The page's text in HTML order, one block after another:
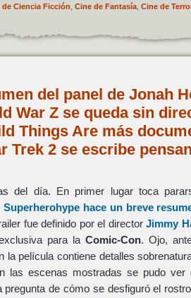
de Ciencia Ficción Cine de Fantasía, Cine de
del panel de Jonah
War Z se queda sin
Things Are más
Trek 2 se escribe
del día. En primer lugar toca
Superherohype hace un breve
fue definido por el directorJimmy
para la Comic-Con. Ojo,
la película contiene detalles
las escenas mostradas se pudo ver
de cómo se desfiguró el rostro